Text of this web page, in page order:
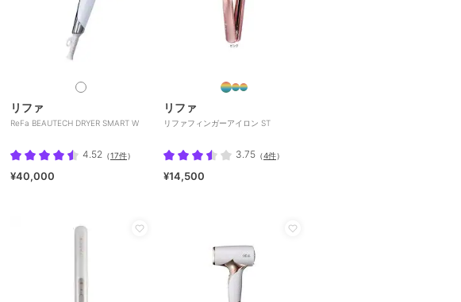
リファ
ReFa BEAUTECH DRYER SMART W
4.52 （17件）
¥40,000
リファ
リファフィンガーアイロン ST
3.75 （4件）
¥14,500